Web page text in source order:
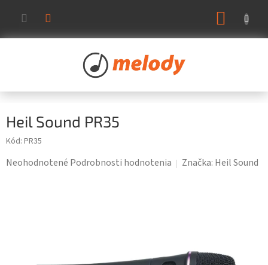
obsah
Heil Sound PR35
Kód: PR35
Priemerné
Neohodnotené Podrobnosti hodnotenia Značka: Heil Sound